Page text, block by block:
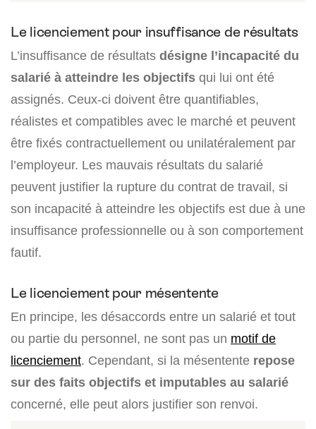
Le licenciement pour insuffisance de résultats
L’insuffisance de résultats désigne l’incapacité du
salarié à atteindre les objectifs qui lui ont été
assignés. Ceux-ci doivent être quantifiables,
réalistes et compatibles avec le marché et peuvent
être fixés contractuellement ou unilatéralement par
l’employeur. Les mauvais résultats du salarié
peuvent justifier la rupture du contrat de travail, si
son incapacité à atteindre les objectifs est due à une
insuffisance professionnelle ou à son comportement
fautif.
Le licenciement pour mésentente
En principe, les désaccords entre un salarié et tout
ou partie du personnel, ne sont pas un motif de
licenciement. Cependant, si la mésentente repose
sur des faits objectifs et imputables au salarié
concerné, elle peut alors justifier son renvoi.